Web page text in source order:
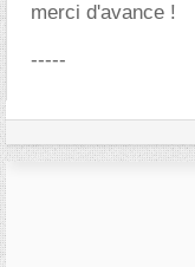
merci d'avance !
-----